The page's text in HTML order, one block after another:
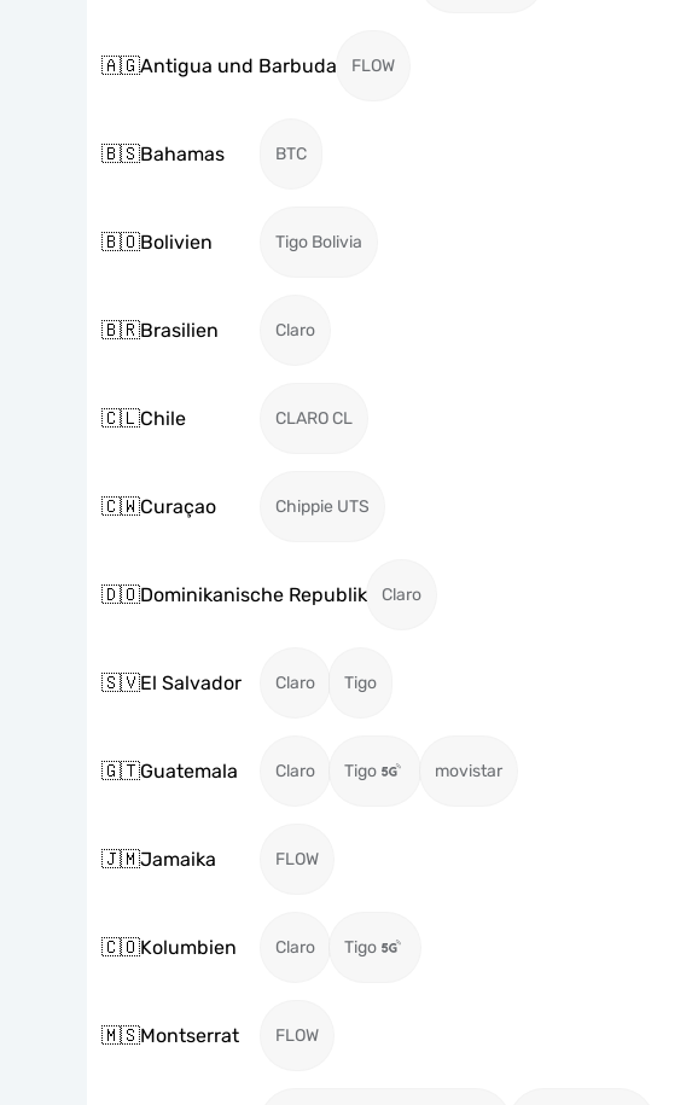
🇦🇬Antigua und Barbuda FLOW
🇧🇸Bahamas BTC
🇧🇴Bolivien Tigo Bolivia
🇧🇷Brasilien Claro
🇨🇱Chile CLARO CL
🇨🇼Curaçao Chippie UTS
🇩🇴Dominikanische Republik Claro
🇸🇻El Salvador Claro Tigo
🇬🇹Guatemala Claro Tigo movistar
🇯🇲Jamaika FLOW
🇨🇴Kolumbien Claro Tigo
🇲🇸Montserrat FLOW